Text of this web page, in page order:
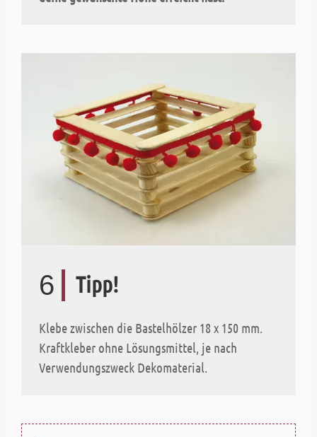
6 Tipp!
Klebe zwischen die Bastelhölzer 18 x 150 mm.
Kraftkleber ohne Lösungsmittel, je nach
Verwendungszweck Dekomaterial.